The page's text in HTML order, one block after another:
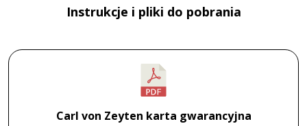
Instrukcje i pliki do pobrania
Carl von Zeyten karta gwarancyjna